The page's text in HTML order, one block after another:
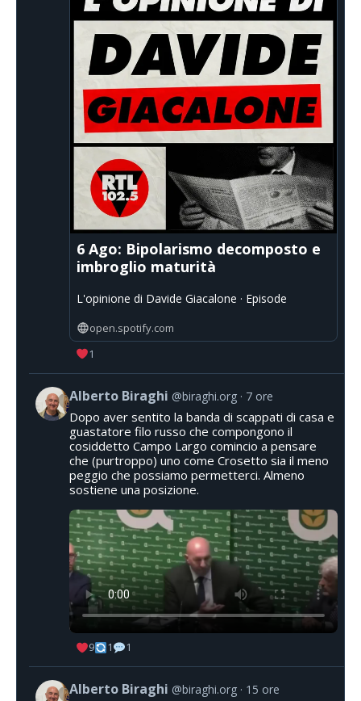
6 Ago: Bipolarismo decomposto e
imbroglio maturità
L'opinione di Davide Giacalone · Episode
open.spotify.com
1
Alberto Biraghi @biraghi.org 7 ore
Dopo aver sentito la banda di scappati di casa e
guastatore filo russo che compongono il
cosiddetto Campo Largo comincio a pensare
che (purtroppo) uno come Crosetto sia il meno
peggio che possiamo permetterci. Almeno
sostiene una posizione.
9 1 1
Alberto Biraghi @biraghi.org 15 ore